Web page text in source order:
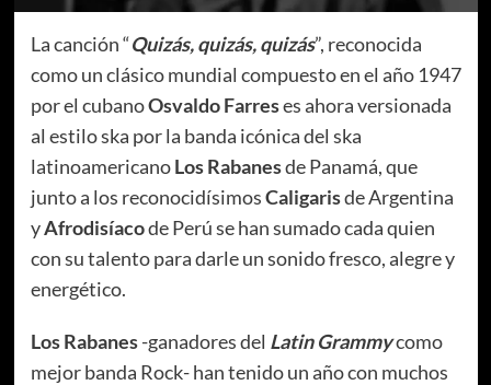
La canción “Quizás, quizás, quizás”, reconocida
como un clásico mundial compuesto en el año 1947
por el cubanoOsvaldo Farreses ahora versionada
al estilo ska por la banda icónica del ska
latinoamericanoLos Rabanesde Panamá, que
junto a los reconocidísimosCaligarisde Argentina
yAfrodisíacode Perú se han sumado cada quien
con su talento para darle un sonido fresco, alegre y
energético.
Los Rabanes-ganadores del Latin Grammycomo
mejor banda Rock- han tenido un año con muchos